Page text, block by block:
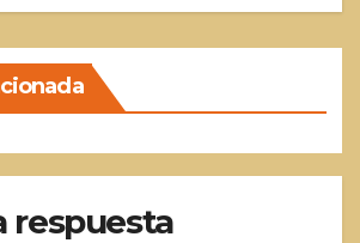
respuesta